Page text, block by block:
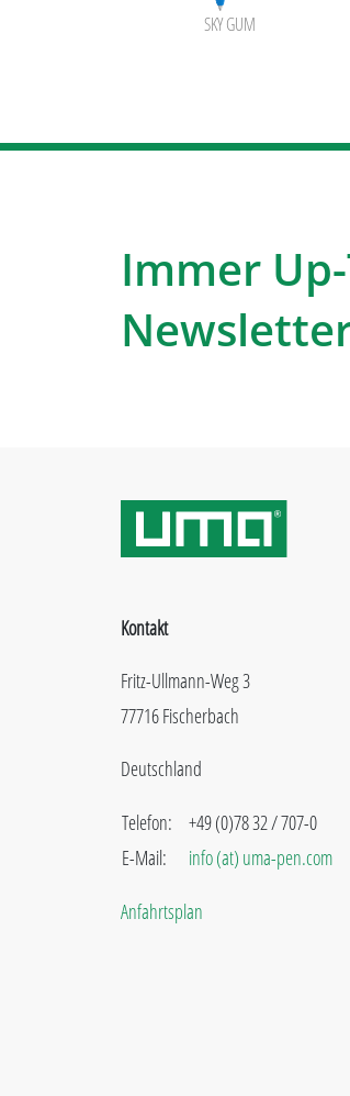
SKY GUM
Immer
Kontakt
Fritz-Ullmann-Weg 3
77716 Fischerbach
Deutschland
Telefon:
E-Mail:
+49 (0)78 32 / 707-0
info (at) uma-pen.com
Anfahrtsplan